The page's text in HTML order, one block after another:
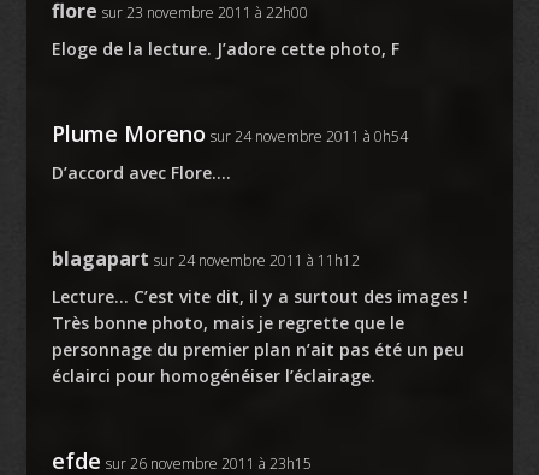
flore sur 23 novembre 2011 à 22h00
Eloge de la lecture. J’adore cette photo, F
Plume Moreno sur 24 novembre 2011 à 0h54
D’accord avec Flore….
blagapart sur 24 novembre 2011 à 11h12
Lecture… C’est vite dit, il y a surtout des images !
Très bonne photo, mais je regrette que le
personnage du premier plan n’ait pas été un peu
éclairci pour homogénéiser l’éclairage.
efde sur 26 novembre 2011 à 23h15